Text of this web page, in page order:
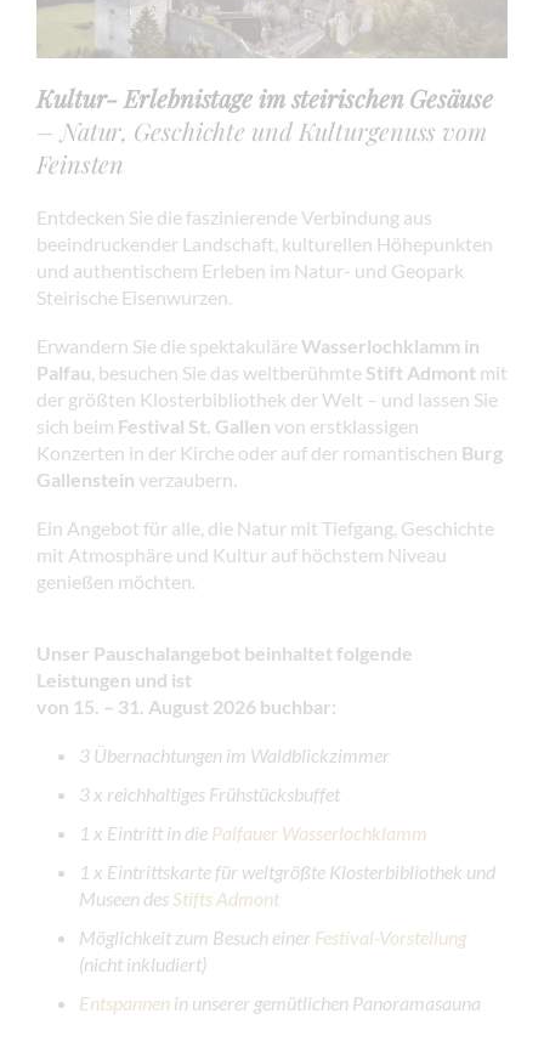
Kultur- Erlebnistage im steirischen Gesäuse
– Natur, Geschichte und Kulturgenuss vom
Feinsten
Entdecken Sie die faszinierende Verbindung aus
beeindruckender Landschaft, kulturellen Höhepunkten
und authentischem Erleben im Natur- und Geopark
Steirische Eisenwurzen.
Erwandern Sie die spektakuläreWasserlochklamm in
Palfau, besuchen Sie das weltberühmte Stift Admont mit
der größten Klosterbibliothek der Welt – und lassen Sie
sich beim Festival St. Gallen von erstklassigen
Konzerten in der Kirche oder auf der romantischen Burg
Gallenstein verzaubern.
Ein Angebot für alle, die Natur mit Tiefgang, Geschichte
mit Atmosphäre und Kultur auf höchstem Niveau
genießen möchten.
Unser Pauschalangebot beinhaltet folgende
Leistungen und ist
von 15. – 31. August 2026 buchbar:
3 Übernachtungen im Waldblickzimmer
3 x reichhaltiges Frühstücksbuffet
1 x Eintritt in die Palfauer Wasserlochklamm
1 x Eintrittskarte für weltgrößte Klosterbibliothek und
Museen des Stifts Admont
Möglichkeit zum Besuch einer Festival-Vorstellung
(nicht inkludiert)
Entspannen in unserer gemütlichen Panoramasauna